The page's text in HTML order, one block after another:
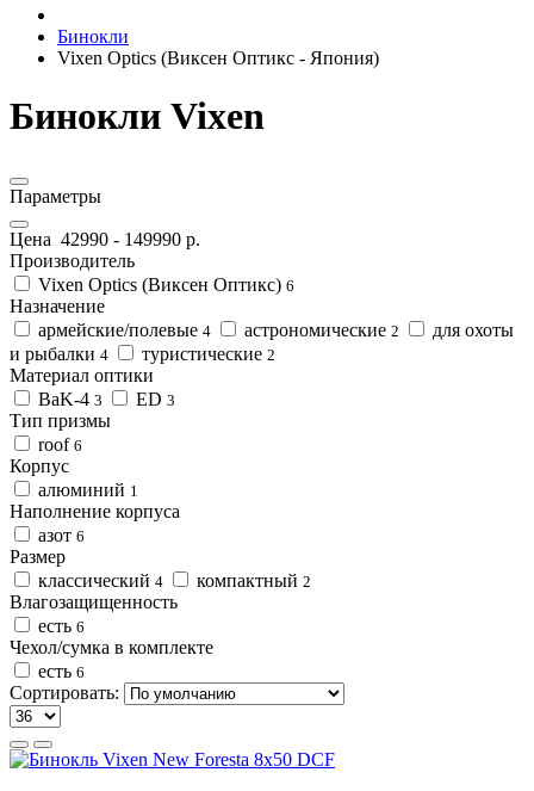
Бинокли
Vixen Optics (Виксен Оптикс - Япония)
Бинокли Vixen
Параметры
Цена 42990 - 149990 р.
Производитель
Vixen Optics (Виксен Оптикс) 6
Назначение
армейские/полевые 4 астрономические 2
для охоты
и рыбалки 4 туристические 2
Материал оптики
BaK-4 3 ED 3
Тип призмы
roof 6
Корпус
алюминий 1
Наполнение корпуса
азот 6
Размер
классический 4 компактный 2
Влагозащищенность
есть 6
Чехол/сумка в комплекте
есть 6
Сортировать: